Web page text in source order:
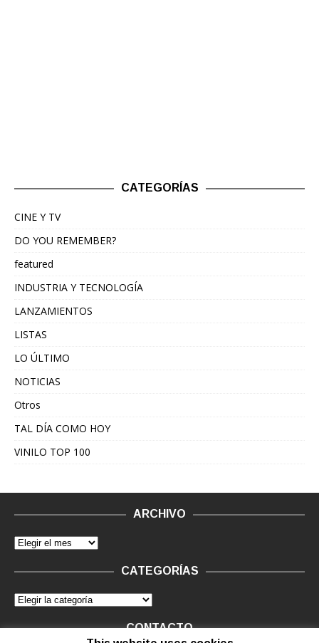
CATEGORÍAS
CINE Y TV
DO YOU REMEMBER?
featured
INDUSTRIA Y TECNOLOGÍA
LANZAMIENTOS
LISTAS
LO ÚLTIMO
NOTICIAS
Otros
TAL DÍA COMO HOY
VINILO TOP 100
ARCHIVO
CATEGORÍAS
CONTACTO